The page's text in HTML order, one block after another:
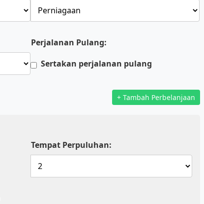
Perjalanan Pulang:
Sertakan perjalanan pulang
+ Tambah Perbelanjaan
Tempat Perpuluhan: